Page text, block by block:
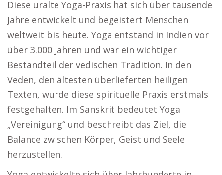
Diese uralte Yoga-Praxis hat sich über tausende
Jahre entwickelt und begeistert Menschen
weltweit bis heute. Yoga entstand in Indien vor
über 3.000 Jahren und war ein wichtiger
Bestandteil der vedischen Tradition. In den
Veden, den ältesten überlieferten heiligen
Texten, wurde diese spirituelle Praxis erstmals
festgehalten. Im Sanskrit bedeutet Yoga
„Vereinigung“ und beschreibt das Ziel, die
Balance zwischen Körper, Geist und Seele
herzustellen.